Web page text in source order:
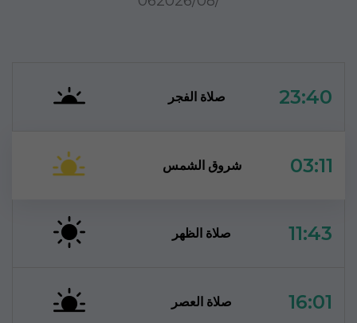
صلاة الفجر 23:40
شروق الشمس 03:11
صلاة الظهر 11:43
صلاة العصر 16:01